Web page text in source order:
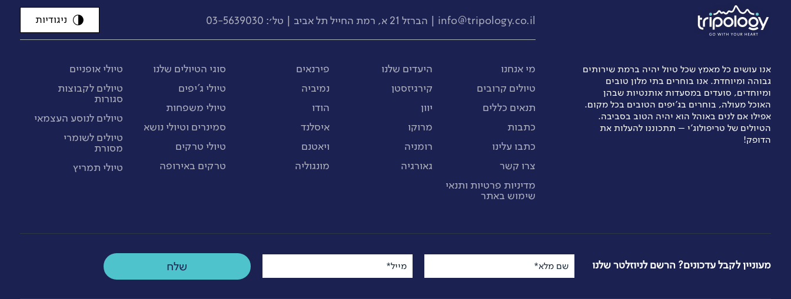
אנו עושים כל מאמץ שכל טיול יהיה ברמת שירותים
גבוהה ומיוחדת. אנו בוחרים בתי מלון טובים
ומיוחדים, סועדים במסעדות אותנטיות שבהן
האוכל מעולה, בוחרים בג’יפים הטובים בכל מקום.
אפילו אם לנים באוהל הוא יהיה הטוב בסביבה.
הטיולים של טריפולוג'י – תתכוננו להעלות את
הדופק!
info@tripology.co.il | הברזל 21 א, רמת החייל תל אביב | טל׳: 03-5639030 ניגודיות
מי אנחנו
טיולים קרובים
תנאים כללים
כתבות
כתבו עלינו
צרו קשר
מדיניות פרטיות ותנאי
שימוש באתר
היעדים שלנו
קירגיזסטן
יוון
מרוקו
רומניה
גאורגיה
פירנאים
נמיביה
הודו
איסלנד
ויאטנם
מונגוליה
סוגי הטיולים שלנו
טיולי ג'יפים
טיולי משפחות
סמינרים וטיולי נושא
טיולי טרקים
טרקים באירופה
טיולי אופניים
טיולים לקבוצות
סגורות
טיולים לנוסע העצמאי
טיולים לשומרי
מסורת
טיולי תמריץ
מעוניין לקבל עדכונים? הרשם לניוזלטר שלנו שם מלא* מייל* שלח